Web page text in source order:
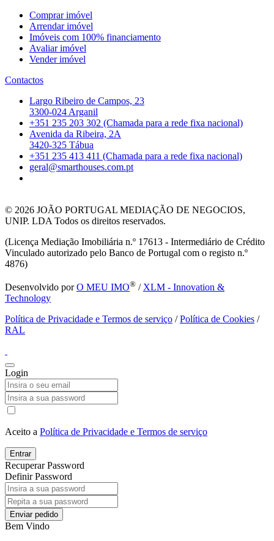
Comprar imóvel
Arrendar imóvel
Imóveis com 100% financiamento
Avaliar imóvel
Vender imóvel
Contactos
Largo Ribeiro de Campos, 23
3300-024 Arganil
+351 235 203 302 (Chamada para a rede fixa nacional)
Avenida da Ribeira, 2A
3420-325 Tábua
+351 235 413 411 (Chamada para a rede fixa nacional)
geral@smarthouses.com.pt
© 2026 JOÃO PORTUGAL MEDIAÇÃO DE NEGOCIOS,
UNIP. LDA Todos os direitos reservados.
(Licença Mediação Imobiliária n.º 17613 - Intermediário de Crédito
Vinculado autorizado pelo Banco de Portugal com o registo n.º
4876)
Desenvolvido porO MEU IMO® / XLM - Innovation &
Technology
Política de Privacidade e Termos de serviço /Política de Cookies /
RAL
Login
Aceito a Política de Privacidade e Termos de serviço
Entrar
Recuperar Password
Definir Password
Enviar pedido
Bem Vindo